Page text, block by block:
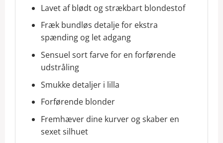
Lavet af blødt og strækbart blondestof
Fræk bundløs detalje for ekstra
spænding og let adgang
Sensuel sort farve for en forførende
udstråling
Smukke detaljer i lilla
Forførende blonder
Fremhæver dine kurver og skaber en
sexet silhuet